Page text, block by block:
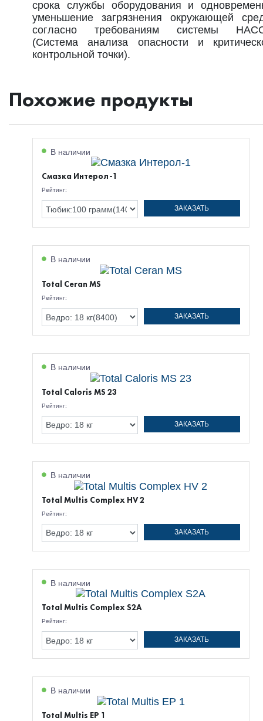
срока службы оборудования и
уменьшение загрязнения окружающей
согласно требованиям системы
(Система анализа опасности и
контрольной точки).
Похожие продукты
В наличии
Смазка Интерол-1
Рейтинг:
ЗАКАЗАТЬ
В наличии
Total Ceran MS
Рейтинг:
ЗАКАЗАТЬ
В наличии
Total Caloris MS 23
Рейтинг:
ЗАКАЗАТЬ
В наличии
Total Multis Complex HV 2
Рейтинг:
ЗАКАЗАТЬ
В наличии
Total Multis Complex S2A
Рейтинг:
ЗАКАЗАТЬ
В наличии
Total Multis EP 1